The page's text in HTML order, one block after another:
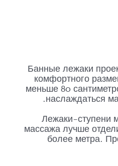
Банные лежаки
комфортного
меньше 80
наслаждаться
Лежаки-ступени
массажа лучше
более метра.